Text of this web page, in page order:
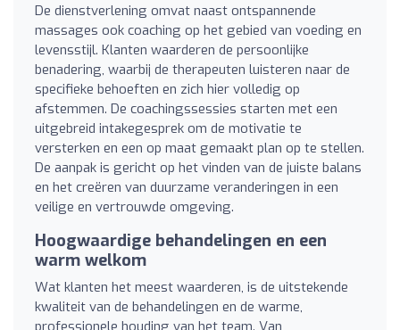
De dienstverlening omvat naast ontspannende
massages ook coaching op het gebied van voeding en
levensstijl. Klanten waarderen de persoonlijke
benadering, waarbij de therapeuten luisteren naar de
specifieke behoeften en zich hier volledig op
afstemmen. De coachingssessies starten met een
uitgebreid intakegesprek om de motivatie te
versterken en een op maat gemaakt plan op te stellen.
De aanpak is gericht op het vinden van de juiste balans
en het creëren van duurzame veranderingen in een
veilige en vertrouwde omgeving.
Hoogwaardige behandelingen en een
warm welkom
Wat klanten het meest waarderen, is de uitstekende
kwaliteit van de behandelingen en de warme,
professionele houding van het team. Van